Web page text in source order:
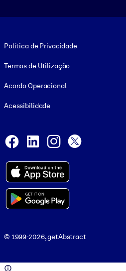
Política de Privacidade
Termos de Utilização
Acordo Operacional
Acessibilidade
Facebook
LinkedInInstagram
© 1999-2026, getAbstract